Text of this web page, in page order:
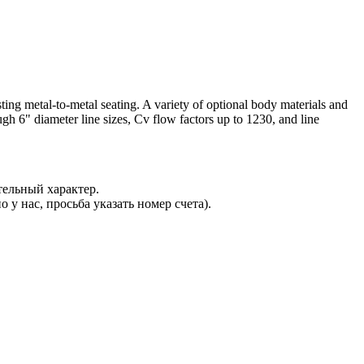
metal-to-metal seating. A variety of optional body materials and
6" diameter line sizes, Cv flow factors up to 1230, and line
характер.
нас, просьба указать номер счета).